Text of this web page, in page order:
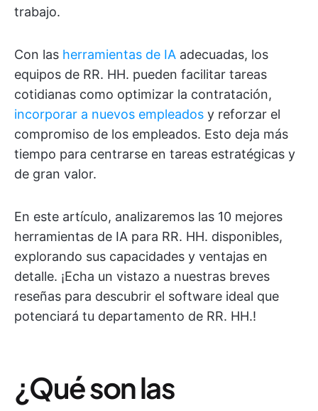
trabajo.
Con las herramientas de IA adecuadas, los
equipos de RR. HH. pueden facilitar tareas
cotidianas como optimizar la contratación,
incorporar a nuevos empleados y reforzar el
compromiso de los empleados. Esto deja más
tiempo para centrarse en tareas estratégicas y
de gran valor.
En este artículo, analizaremos las 10 mejores
herramientas de IA para RR. HH. disponibles,
explorando sus capacidades y ventajas en
detalle. ¡Echa un vistazo a nuestras breves
reseñas para descubrir el software ideal que
potenciará tu departamento de RR. HH.!
¿Qué son las